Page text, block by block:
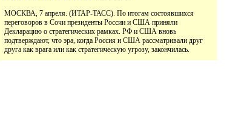
МОСКВА, 7 апреля. (ИТАР-ТАСС). По итогам состоявшихся
переговоров в Сочи президенты России и США приняли
Декларацию о стратегических рамках. РФ и США вновь
подтверждают, что эра, когда Россия и США рассматривали друг
друга как врага или как стратегическую угрозу, закончилась.